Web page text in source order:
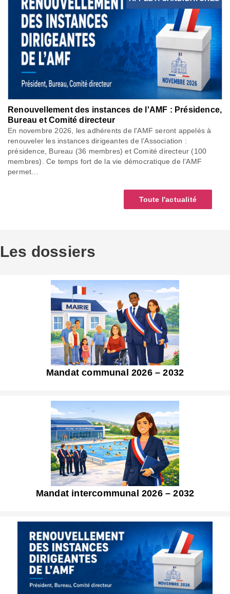
Renouvellement des instances de l'AMF : Présidence,
Bureau et Comité directeur
En novembre 2026, les adhérents de l'AMF seront appelés à
renouveler les instances dirigeantes de l’Association :
présidence, Bureau (36 membres) et Comité directeur (100
membres). Ce temps fort de la vie démocratique de l’AMF
permet...
Toute l'actualité
Les dossiers
Mandat communal 2026 – 2032
Mandat intercommunal 2026 – 2032